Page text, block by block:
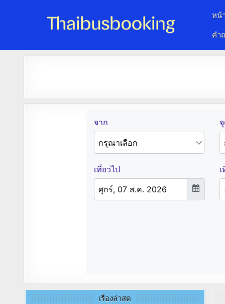
จองตั๋วรถออนไลน์ 24 ชั่วโมง
หน้
คำ
เรื่องล่าสุด